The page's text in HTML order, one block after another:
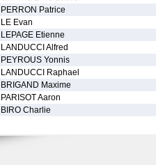
PERRON Patrice
LE Evan
LEPAGE Etienne
LANDUCCI Alfred
PEYROUS Yonnis
LANDUCCI Raphael
BRIGAND Maxime
PARISOT Aaron
BIRO Charlie